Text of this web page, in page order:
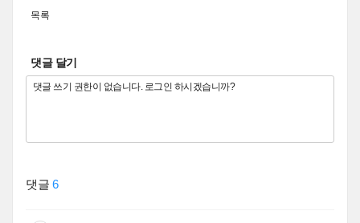
목록
댓글 달기
댓글 6